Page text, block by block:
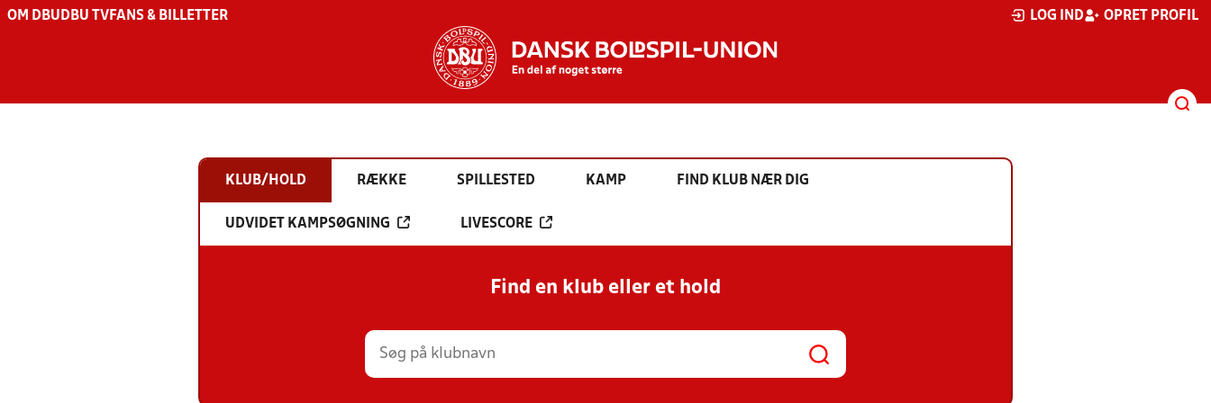
OM DBU DBU TV FANS & BILLETTER LOG IND OPRET PROFIL
KLUB/HOLD RÆKKE SPILLESTED KAMP FIND KLUB NÆR DIG
UDVIDET KAMPSØGNING LIVESCORE
Find en klub eller et hold